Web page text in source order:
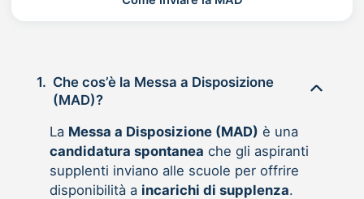
1. Che cos’è la Messa a Disposizione
(MAD)?
La Messa a Disposizione (MAD) è una
candidatura spontanea che gli aspiranti
supplenti inviano alle scuole per offrire
disponibilità a incarichi di supplenza.